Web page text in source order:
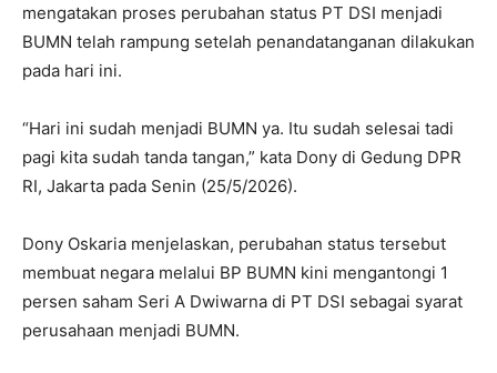
mengatakan proses perubahan status PT DSI menjadi
BUMN telah rampung setelah penandatanganan dilakukan
pada hari ini.
“Hari ini sudah menjadi BUMN ya. Itu sudah selesai tadi
pagi kita sudah tanda tangan,” kata Dony di Gedung DPR
RI, Jakarta pada Senin (25/5/2026).
Dony Oskaria menjelaskan, perubahan status tersebut
membuat negara melalui BP BUMN kini mengantongi 1
persen saham Seri A Dwiwarna di PT DSI sebagai syarat
perusahaan menjadi BUMN.